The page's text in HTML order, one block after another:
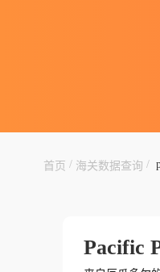
首页 / 海关数据查询 /
Pacific